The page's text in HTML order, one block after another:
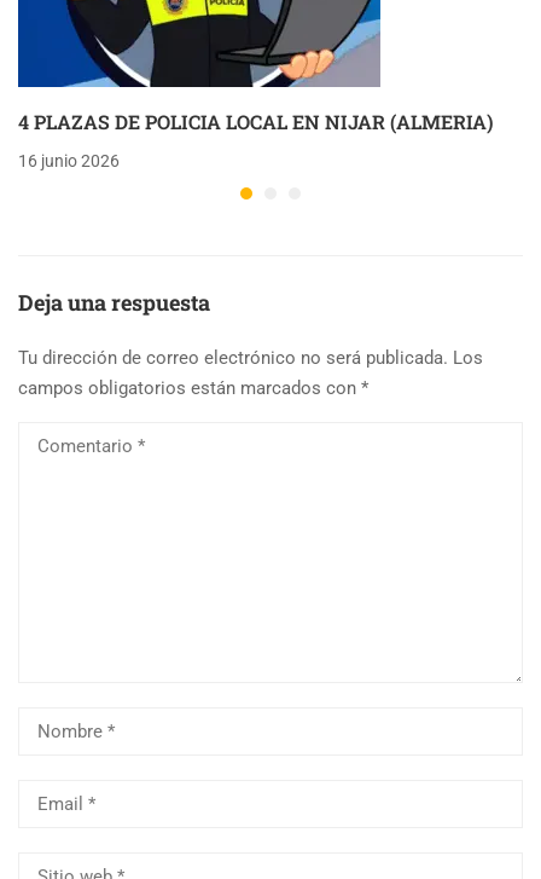
4 PLAZAS DE POLICIA LOCAL EN NIJAR (ALMERIA)
16 junio 2026
Deja una respuesta
Tu dirección de correo electrónico no será publicada. Los
campos obligatorios están marcados con *